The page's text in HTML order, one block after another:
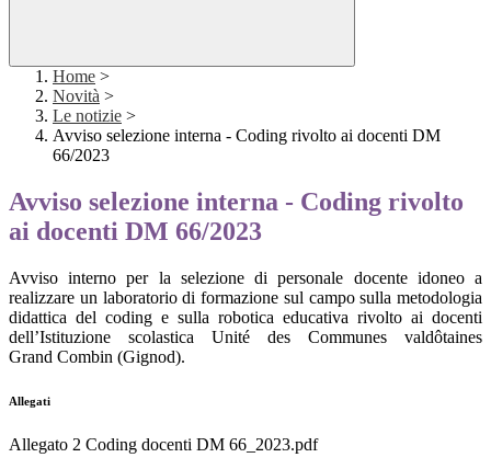
Home >
Novità >
Le notizie >
Avviso selezione interna - Coding rivolto ai docenti DM
66/2023
Avviso selezione interna - Coding rivolto
ai docenti DM 66/2023
Avviso interno per la selezione di personale docente idoneo a
realizzare un laboratorio di formazione sul campo sulla metodologia
didattica del coding e sulla robotica educativa rivolto ai docenti
dell’Istituzione scolastica Unité des Communes valdôtaines
Grand Combin (Gignod).
Allegati
Allegato 2 Coding docenti DM 66_2023.pdf